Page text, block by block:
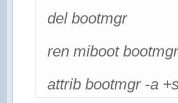
del bootmgr
ren miboot
attrib bootmgr -a